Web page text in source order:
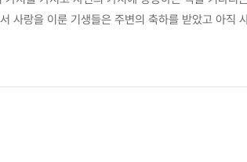
사랑을 이룬 기생들은 주변의 축하를 받았고 아직
랑을 의미하지 않는다는 것을 알 수 있다. 기생과